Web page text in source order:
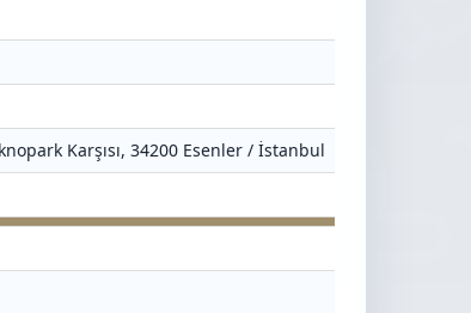
Karşısı, 34200 Esenler / İstanbul